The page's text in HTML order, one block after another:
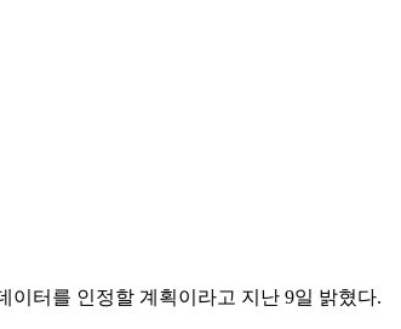
터를 인정할 계획이라고 지난 9일 밝혔다.